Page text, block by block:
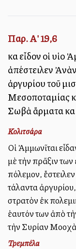
Παρ. Α' 19,6
καὶ εἶδον οἱ
ἀπέστειλεν
ἀργυρίου τοῦ
Μεσοποταμίας
Σωβὰ ἅρματα καὶ
Κολιτσάρα
Οἱ Ἀμμωνῖται
μὲ τὴν πρᾶξιν
πόλεμον,
τάλαντα
στρατὸν ἐκ
ἑαυτόν των ἀπὸ
τὴν Συρίαν
Τρεμπέλα